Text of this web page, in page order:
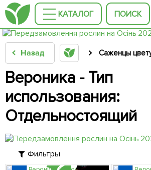
КАТАЛОГ ПОИСК
Назад Саженцы
Вероника - Тип
использования:
Отдельностоящий
Фильтры